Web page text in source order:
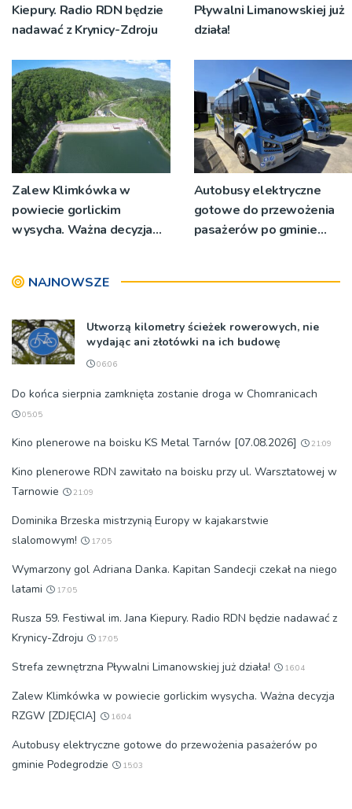
Kiepury. Radio RDN będzie
nadawać z Krynicy-Zdroju
Pływalni Limanowskiej już
działa!
Zalew Klimkówka w
powiecie gorlickim
wysycha. Ważna decyzja
Autobusy elektryczne
gotowe do przewożenia
pasażerów po gminie
NAJNOWSZE
Utworzą kilometry ścieżek rowerowych, nie
wydając ani złotówki na ich budowę
06:06
Do końca sierpnia zamknięta zostanie droga w Chomranicach
05:05
Kino plenerowe na boisku KS Metal Tarnów [07.08.2026] 21:09
Kino plenerowe RDN zawitało na boisku przy ul. Warsztatowej w
Tarnowie
21:09
Dominika Brzeska mistrzynią Europy w kajakarstwie
slalomowym!
17:05
Wymarzony gol Adriana Danka. Kapitan Sandecji czekał na niego
latami
17:05
Rusza 59. Festiwal im. Jana Kiepury. Radio RDN będzie nadawać z
Krynicy-Zdroju
17:05
Strefa zewnętrzna Pływalni Limanowskiej już działa! 16:04
Zalew Klimkówka w powiecie gorlickim wysycha. Ważna decyzja
RZGW [ZDJĘCIA]
16:04
Autobusy elektryczne gotowe do przewożenia pasażerów po
gminie Podegrodzie
15:03